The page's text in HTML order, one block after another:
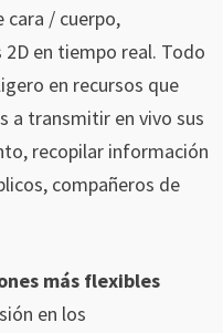
/ cuerpo,
en tiempo real. Todo
en recursos que
a transmitir en vivo sus
recopilar información
compañeros de
más flexibles
en los